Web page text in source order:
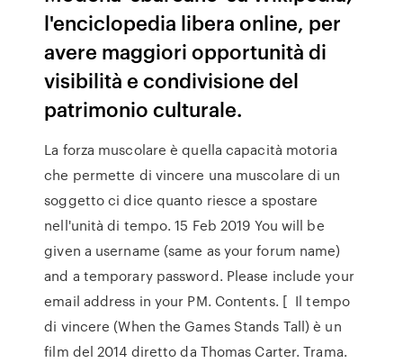
l'enciclopedia libera online, per
avere maggiori opportunità di
visibilità e condivisione del
patrimonio culturale.
La forza muscolare è quella capacità motoria
che permette di vincere una muscolare di un
soggetto ci dice quanto riesce a spostare
nell'unità di tempo. 15 Feb 2019 You will be
given a username (same as your forum name)
and a temporary password. Please include your
email address in your PM. Contents. [ Il tempo
di vincere (When the Games Stands Tall) è un
film del 2014 diretto da Thomas Carter. Trama.